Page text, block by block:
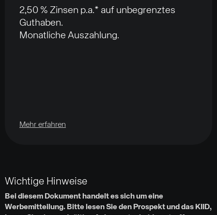
2,50 % Zinsen p.a.* auf unbegrenztes
Guthaben.
Monatliche Auszahlung.
Mehr erfahren
Wichtige Hinweise
Bei diesem Dokument handelt es sich um eine
Werbemitteilung. Bitte lesen Sie den Prospekt und das KIID,